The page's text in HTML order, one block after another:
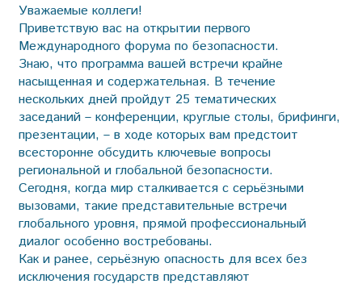
Уважаемые коллеги!
Приветствую вас на открытии первого
Международного форума по безопасности.
Знаю, что программа вашей встречи крайне
насыщенная и содержательная. В течение
нескольких дней пройдут 25 тематических
заседаний – конференции, круглые столы, брифинги,
презентации, – в ходе которых вам предстоит
всесторонне обсудить ключевые вопросы
региональной и глобальной безопасности.
Сегодня, когда мир сталкивается с серьёзными
вызовами, такие представительные встречи
глобального уровня, прямой профессиональный
диалог особенно востребованы.
Как и ранее, серьёзную опасность для всех без
исключения государств представляют